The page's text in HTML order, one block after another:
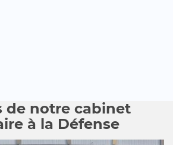
de notre cabinet
à la Défense